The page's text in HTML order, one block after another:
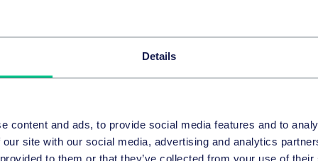
Details
content and ads, to provide social media features and to
site with our social media, advertising and analytics
to them or that they’ve collected from your use of
New rules on fake and misleading